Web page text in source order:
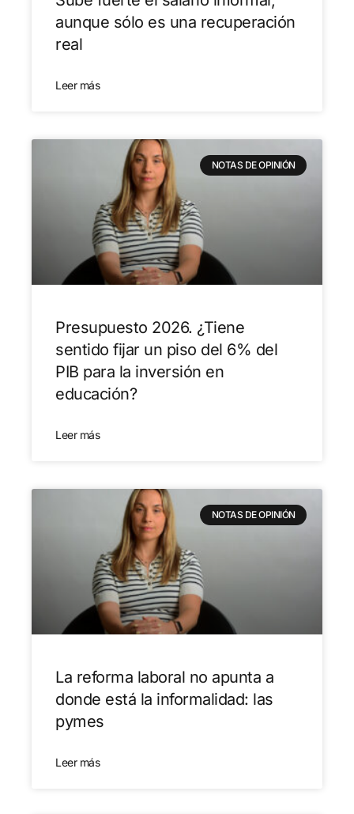
aunque sólo es una recuperación
real
Leer más
NOTAS DE OPINIÓN
Presupuesto 2026. ¿Tiene
sentido fijar un piso del 6% del
PIB para la inversión en
educación?
Leer más
NOTAS DE OPINIÓN
La reforma laboral no apunta a
donde está la informalidad: las
pymes
Leer más